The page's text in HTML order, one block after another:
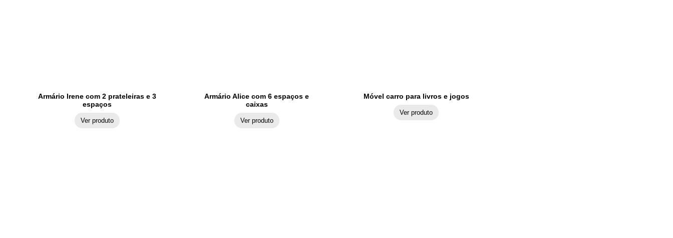
Armário Irene com 2 prateleiras e 3
espaços
Ver produto
Armário Alice com 6 espaços e
caixas
Ver produto
Móvel carro para livros e jogos
Ver produto